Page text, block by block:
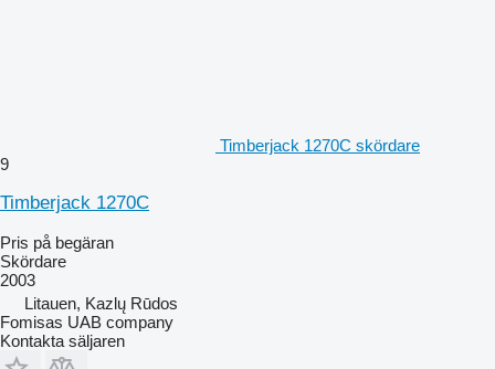
Timberjack 1270C skördare
9
Timberjack 1270C
Pris på begäran
Skördare
2003
Litauen, Kazlų Rūdos
Fomisas UAB company
Kontakta säljaren